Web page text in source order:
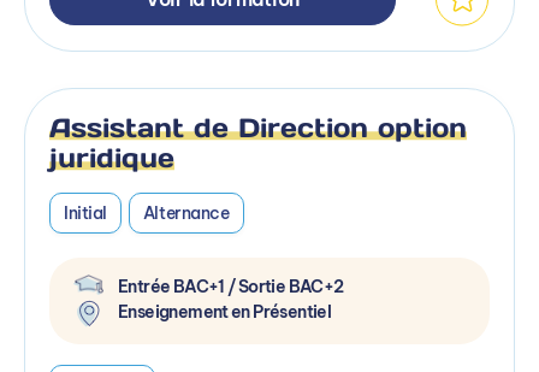
Assistant de Direction option
juridique
Initial Alternance
Entrée BAC+1 / Sortie BAC+2
Enseignement en Présentiel